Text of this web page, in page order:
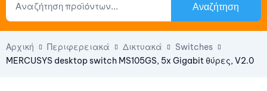
Αναζήτηση
Αρχική Περιφερειακά Δικτυακά
Switches
MERCUSYS desktop switch MS105GS, 5x Gigabit θύρες, V2.0